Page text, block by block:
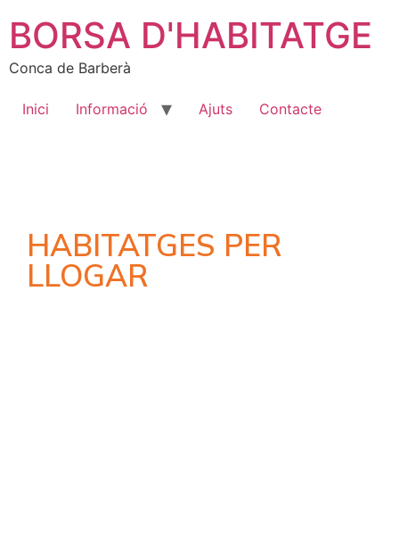
BORSA D'HABITATGE
Conca de Barberà
Inici Informació Ajuts Contacte
HABITATGES PER
LLOGAR